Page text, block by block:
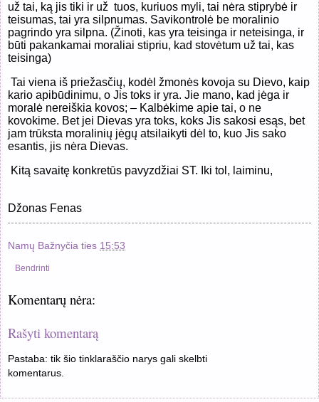
​už tai, ką jis tiki ir už tuos, kuriuos myli, tai nėra stiprybė ir
teisumas, tai yra silpnumas. Savikontrolė be moralinio
pagrindo yra silpna. (Žinoti, kas yra teisinga ir neteisinga, ir
būti pakankamai moraliai stipriu, kad stovėtum už tai, kas
teisinga)
Tai viena iš priežasčių, kodėl žmonės kovoja su Dievo, kaip
kario apibūdinimu, o Jis toks ir yra. Jie mano, kad jėga ir
moralė nereiškia kovos; – Kalbėkime apie tai, o ne
kovokime. Bet jei Dievas yra toks, koks Jis sakosi esąs, bet
jam trūksta moralinių jėgų atsilaikyti dėl to, kuo Jis sako
esantis, jis nėra Dievas.
Kitą savaitę konkretūs pavyzdžiai ST. Iki tol, laiminu,
Džonas Fenas
Namų Bažnyčia ties 15:53
Bendrinti
Komentarų nėra:
Rašyti komentarą
Pastaba: tik šio tinklaraščio narys gali skelbti
komentarus.